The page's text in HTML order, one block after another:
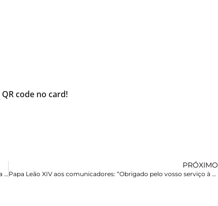
code no card!
130 anos em entrevista: conheça o trabalho do Projeto Conviver da Casa Madre Assunta
PRÓXIMO
Papa Leão XIV aos comunicadores: “Obrigado pelo vosso serviço à verdade”